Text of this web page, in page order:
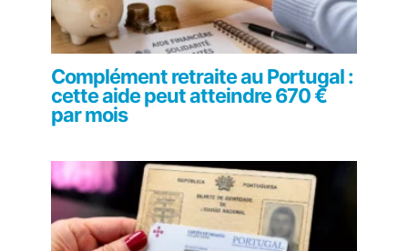
Complément retraite au Portugal :
cette aide peut atteindre 670 €
par mois